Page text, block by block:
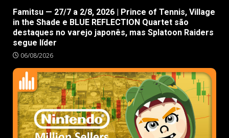
Famitsu — 27/7 a 2/8, 2026 | Prince of Tennis, Village
in the Shade e BLUE REFLECTION Quartet são
destaques no varejo japonês, mas Splatoon Raiders
segue líder
06/08/2026